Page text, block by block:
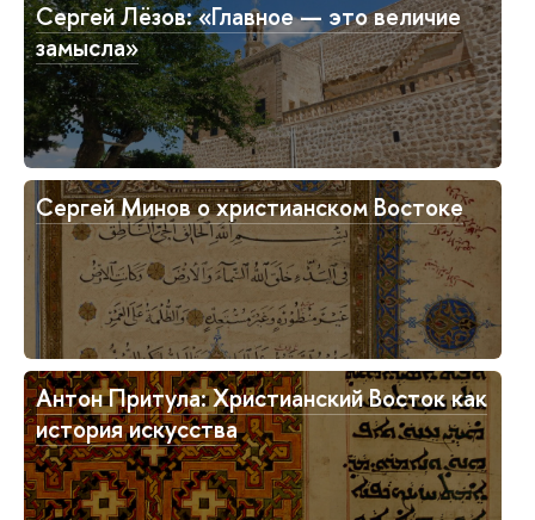
Сергей Лёзов: «Главное — это величие
замысла»
Сергей Минов о христианском Востоке
Антон Притула: Христианский Восток как
история искусства